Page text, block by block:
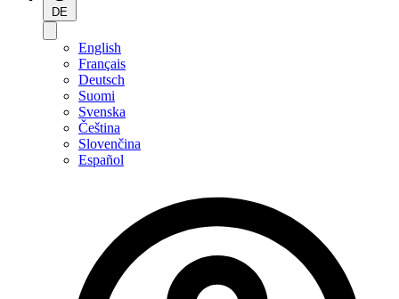
DE
English
Français
Deutsch
Suomi
Svenska
Čeština
Slovenčina
Español